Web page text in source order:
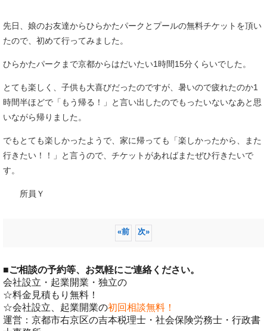
先日、娘のお友達からひらかたパークとプールの無料チケットを頂い
たので、初めて行ってみました。
ひらかたパークまで京都からはだいたい1時間15分くらいでした。
とても楽しく、子供も大喜びだったのですが、暑いので疲れたのか1
時間半ほどで「もう帰る！」と言い出したのでもったいないなあと思
いながら帰りました。
でもとても楽しかったようで、家に帰っても「楽しかったから、また
行きたい！！」と言うので、チケットがあればまたぜひ行きたいで
す。
所員Ｙ
«前 次»
■ご相談の予約等、お気軽にご連絡ください。
会社設立・起業開業・独立の
☆料金見積もり無料！
☆会社設立、起業開業の初回相談無料！
運営：京都市右京区の吉本税理士・社会保険労務士・行政書